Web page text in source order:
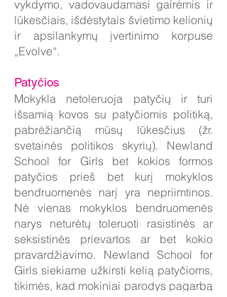
vykdymo, vadovaudamasi gairėmis ir
lūkesčiais, išdėstytais švietimo kelionių
ir apsilankymų įvertinimo korpuse
„Evolve“.
Patyčios
Mokykla netoleruoja patyčių ir turi
išsamią kovos su patyčiomis politiką,
pabrėžiančią mūsų lūkesčius (žr.
svetainės politikos skyrių). Newland
School for Girls bet kokios formos
patyčios prieš bet kurį mokyklos
bendruomenės narį yra nepriimtinos.
Nė vienas mokyklos bendruomenės
narys neturėtų toleruoti rasistinės ar
seksistinės prievartos ar bet kokio
pravardžiavimo. Newland School for
Girls siekiame užkirsti kelią patyčioms,
tikimės, kad mokiniai parodys pagarbą